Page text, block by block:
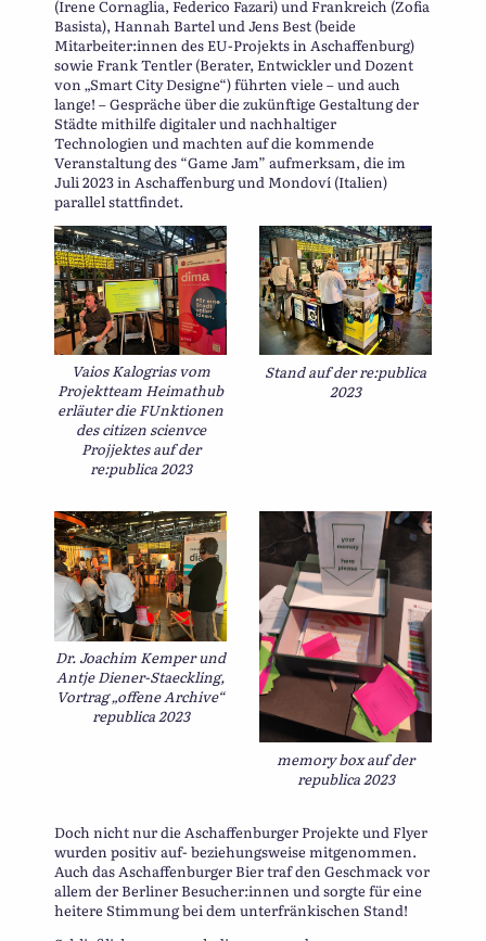
(Irene Cornaglia, Federico Fazari) und Frankreich (Zofia
Basista), Hannah Bartel und Jens Best (beide
Mitarbeiter:innen des EU-Projekts in Aschaffenburg)
sowie Frank Tentler (Berater, Entwickler und Dozent
von „Smart City Designe“) führten viele – und auch
lange! – Gespräche über die zukünftige Gestaltung der
Städte mithilfe digitaler und nachhaltiger
Technologien und machten auf die kommende
Veranstaltung des “Game Jam” aufmerksam, die im
Juli 2023 in Aschaffenburg und Mondoví (Italien)
parallel stattfindet.
Vaios Kalogrias vom
Projektteam Heimathub
erläuter die FUnktionen
des citizen scienvce
Projjektes auf der
re:publica 2023
Stand auf der re:publica
2023
Dr. Joachim Kemper und
Antje Diener-Staeckling,
Vortrag „offene Archive“
republica 2023
memory box auf der
republica 2023
Doch nicht nur die Aschaffenburger Projekte und Flyer
wurden positiv auf- beziehungsweise mitgenommen.
Auch das Aschaffenburger Bier traf den Geschmack vor
allem der Berliner Besucher:innen und sorgte für eine
heitere Stimmung bei dem unterfränkischen Stand!